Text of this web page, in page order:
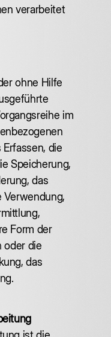
verarbeitet
ohne Hilfe
im
Erfassen, die
Speicherung,
das
Verwendung,
Form der
oder die
das